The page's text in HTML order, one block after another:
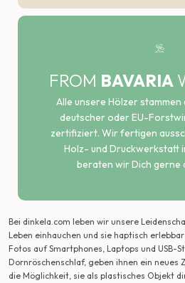
FROM BAVARIA
Alle unsere Hölzer
deutscher oder EU-
zertifiziert. Wir fertigen
Holz- und Druckwerkstatt
beraten wir Dich gerne
Bei dinkela.com leben wir unsere
Leben einhauchen und sie haptisch
Fotos auf Smartphones, Laptops und USB-
Dornröschenschlaf, geben ihnen ein neues
die Möglichkeit, sie als plastisches Objekt